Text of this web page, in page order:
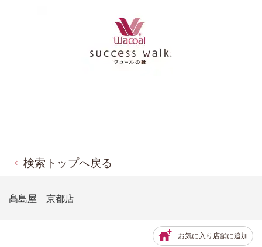
検索トップへ戻る
髙島屋 京都店
お気に入り店舗に追加